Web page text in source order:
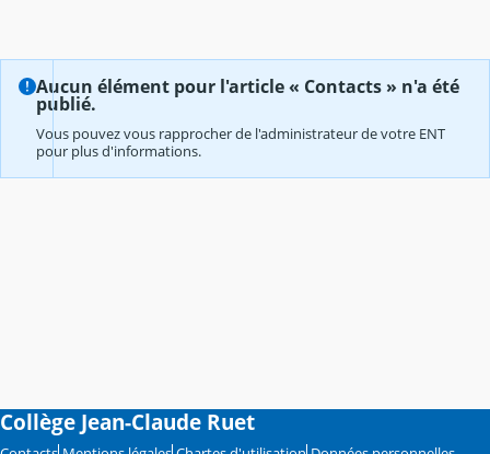
Aucun élément pour l'article « Contacts » n'a été
publié.
Vous pouvez vous rapprocher de l'administrateur de votre ENT
pour plus d'informations.
Collège Jean-Claude Ruet